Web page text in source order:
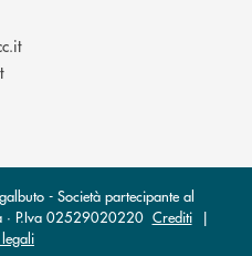
(si apre l’app di posta
(si apre l’app di posta
- Società partecipante al
· P.Iva 02529020220 Crediti|